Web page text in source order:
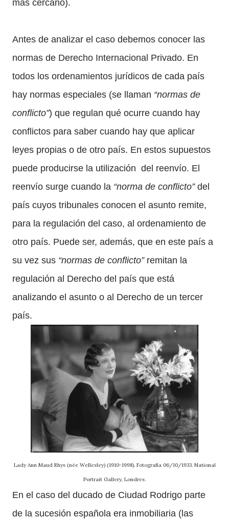
más cercano).
Antes de analizar el caso debemos conocer las
normas de Derecho Internacional Privado. En
todos los ordenamientos jurídicos de cada país
hay normas especiales (se llaman “normas de
conflicto”) que regulan qué ocurre cuando hay
conflictos para saber cuando hay que aplicar
leyes propias o de otro país. En estos supuestos
puede producirse la utilización del reenvío. El
reenvío surge cuando la “norma de conflicto”del
país cuyos tribunales conocen el asunto remite,
para la regulación del caso, al ordenamiento de
otro país. Puede ser, además, que en este país a
su vez sus “normas de conflicto”remitan la
regulación al Derecho del país que está
analizando el asunto o al Derecho de un tercer
país.
Lady Ann Maud Rhys (née Wellesley) (1910-1998). Fotografía 06/10/1933. National
Portrait Gallery, Londres.
En el caso del ducado de Ciudad Rodrigo parte
de la sucesión española era inmobiliaria (las